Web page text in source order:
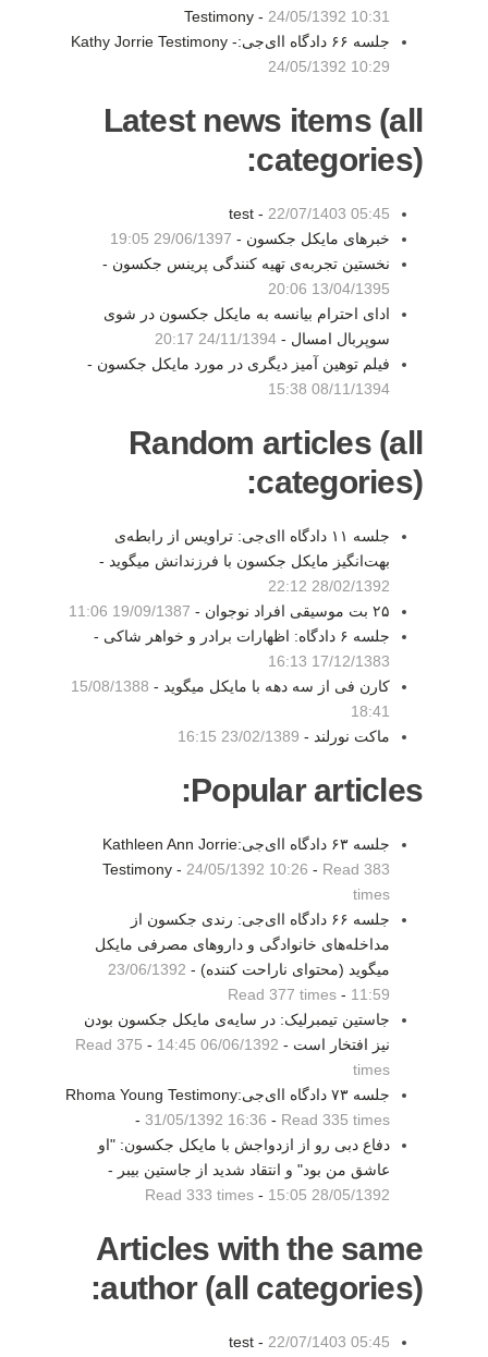
Testimony - 24/05/1392 10:31
جلسه ۶۶ دادگاه اای‌جی:Kathy Jorrie Testimony -
24/05/1392 10:29
Latest news items (all
categories):
test - 22/07/1403 05:45
خبرهای مایکل جکسون - 29/06/1397 19:05
نخستین تجربه‌ی تهیه کنندگی پرینس جکسون -
13/04/1395 20:06
ادای احترام بیانسه به مایکل جکسون در شوی
سوپربال امسال - 24/11/1394 20:17
فیلم توهین آمیز دیگری در مورد مایکل جکسون -
08/11/1394 15:38
Random articles (all
categories):
جلسه ۱۱ دادگاه اای‌جی: تراویس از رابطه‌ی
بهت‌انگیز مایکل جکسون با فرزندانش میگوید -
28/02/1392 22:12
۲۵ بت موسیقی افراد نوجوان -
19/09/1387 11:06
جلسه ۶ دادگاه: اظهارات برادر و خواهر شاکی -
17/12/1383 16:13
کارن فی از سه دهه با مایکل میگوید - 15/08/1388
18:41
ماکت نورلند - 23/02/1389 16:15
Popular articles:
جلسه ۶۳ دادگاه اای‌جی:Kathleen Ann Jorrie
Testimony - 24/05/1392 10:26 - Read 383
times
جلسه ۶۶ دادگاه اای‌جی: رندی جکسون از
مداخله‌های خانوادگی و داروهای مصرفی مایکل
میگوید (محتوای ناراحت کننده) - 23/06/1392
11:59
-
Read 377 times
جاستین تیمبرلیک: در سایه‌ی مایکل جکسون بودن
نیز افتخار است - 06/06/1392 14:45
-
Read 375
times
جلسه ۷۳ دادگاه اای‌جی:Rhoma Young Testimony
-31/05/1392 16:36 - Read 335 times
دفاع دبی رو از ازدواجش با مایکل جکسون: "او
عاشق من بود" و انتقاد شدید از جاستین بیبر -
28/05/1392 15:05
-
Read 333 times
Articles with the same
author (all categories):
test - 22/07/1403 05:45